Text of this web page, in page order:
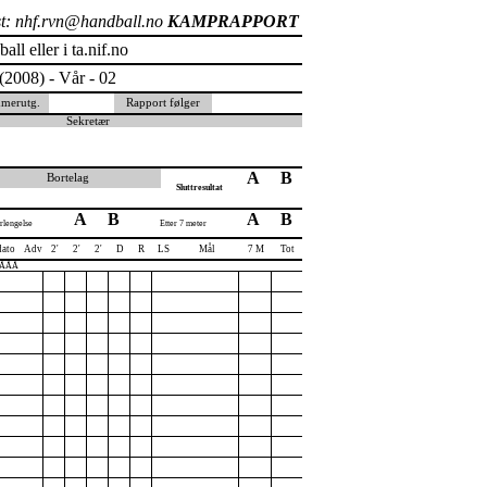
nhf.rvn@handball.no KAMPRAPPORT
eller i ta.nif.no
- Vår - 02
Rapport følger
Sekretær
Bortelag
Sluttresultat
A B
A B Etter 7 meter A B
Adv 2' 2' 2' D R LS Mål 7 M Tot